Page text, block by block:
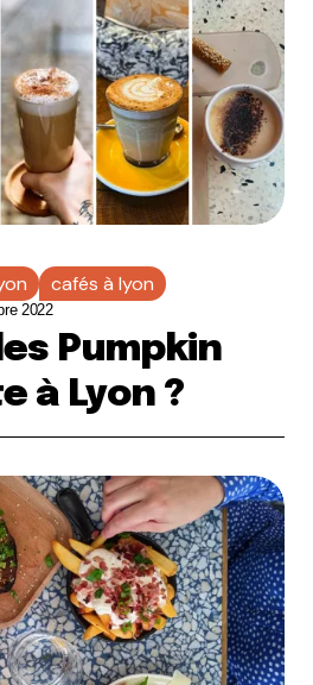
cafés à lyon
2022
Pumpkin
à Lyon ?